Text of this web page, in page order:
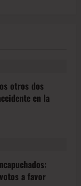
otros dos
en la
a favor